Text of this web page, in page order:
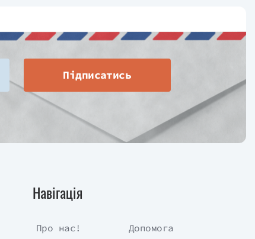
Підписатись
Навігація
Про нас! Допомога